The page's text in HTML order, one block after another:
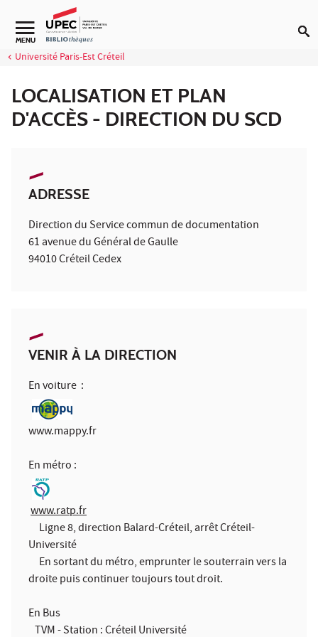
Aller au contenu
Navigation secondaire
MENU
Université Paris-Est Créteil
LOCALISATION ET PLAN
D'ACCÈS - DIRECTION DU SCD
ADRESSE
Direction du Service commun de documentation
61 avenue du Général de Gaulle
94010 Créteil Cedex
VENIR À LA DIRECTION
En voiture :
www.mappy.fr
En métro :
www.ratp.fr
Ligne 8, direction Balard-Créteil, arrêt Créteil-
Université
En sortant du métro, emprunter le souterrain vers la
droite puis continuer toujours tout droit.
En Bus
TVM - Station : Créteil Université